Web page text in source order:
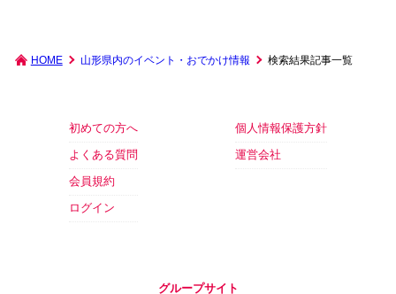
HOME 山形県内のイベント・おでかけ情報 検索結果記事一覧
初めての方へ
よくある質問
会員規約
ログイン
個人情報保護方針
運営会社
グループサイト